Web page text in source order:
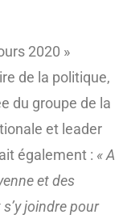
2020 »
de la politique,
du groupe de la
et leader
également : « A
et des
joindre pour